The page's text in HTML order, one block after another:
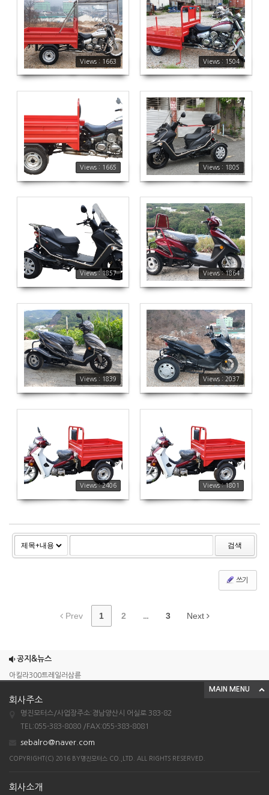
Views : 1663
1663
Views : 1504
1504
Views : 1665
1665
Views : 1805
1805
Views : 1857
1857
Views : 1864
1864
Views : 1839
1839
Views : 2037
2037
Views : 2406
2406
Views : 1801
1801
검색
쓰기
Prev 1 2 ... 3 Next
공지&뉴스
엠보이 125cc삼륜
아킬라300트레일러삼륜
조이맥스125cc삼륜
엠보이 125cc삼륜
아킬라300트레일러삼륜
MAIN MENU
회사주소
명진모터스/사업장주소:경남양산시 어실로 383-82
TEL:055-383-8080 /FAX:055-383-8081
sebalro@naver.com
COPYRIGHT(C) 2016 BY명진모터스 CO.,LTD. ALL RIGHTS RESERVED.
회사소개